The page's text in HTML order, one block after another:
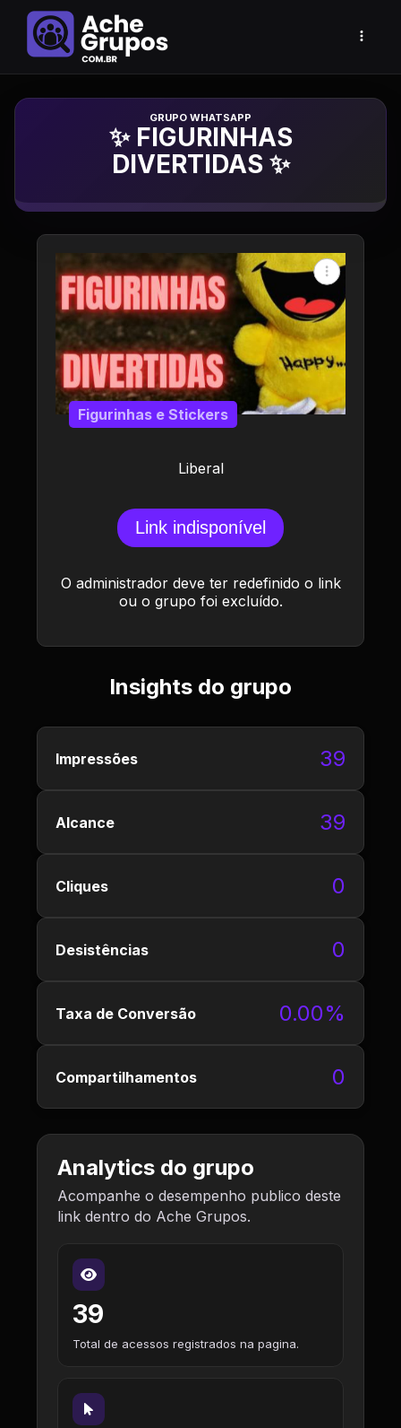
Grupo de Whatsapp
✨ FIGURINHAS
DIVERTIDAS ✨
Liberal
Figurinhas e Stickers
Link indisponível
O administrador deve ter redefinido o link
ou o grupo foi excluído.
Insights do grupo
Impressões 39
Alcance 39
Cliques 0
Desistências 0
Taxa de Conversão 0.00%
Compartilhamentos 0
Analytics do grupo
Acompanhe o desempenho publico deste
link dentro do Ache Grupos.
39
Total de acessos registrados na pagina.